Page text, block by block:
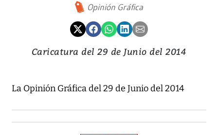
Opinión Gráfica
Caricatura del 29 de Junio del 2014
La Opinión Gráfica del 29 de Junio del 2014